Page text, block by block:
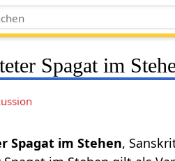
Spagat im
Spagat im Stehen,